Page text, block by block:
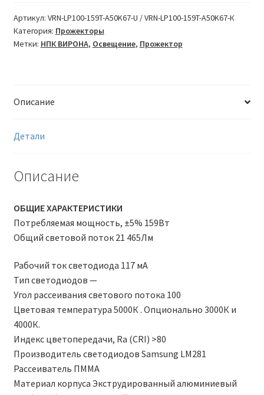
159Вт,
100°
Артикул: VRN-LP100-159T-A50K67-U / VRN-LP100-159T-A50K67-К
Категория: Прожекторы
Метки: НПК ВИРОНА, Освещение, Прожектор
Описание
Детали
Описание
ОБЩИЕ ХАРАКТЕРИСТИКИ
Потребляемая мощность, ±5% 159Вт
Общий световой поток 21 465Лм
Рабочий ток светодиода 117 мА
Тип светодиодов —
Угол рассеивания светового потока 100
Цветовая температура 5000К . Опционально 3000К и
4000К.
Индекс цветопередачи, Ra (CRI) >80
Производитель светодиодов Samsung LM281
Рассеиватель ПММА
Материал корпуса Экструдированный алюминиевый